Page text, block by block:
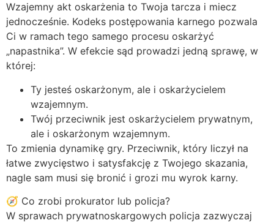
Wzajemny akt oskarżenia to Twoja tarcza i miecz
jednocześnie. Kodeks postępowania karnego pozwala
Ci w ramach tego samego procesu oskarżyć
„napastnika”. W efekcie sąd prowadzi jedną sprawę, w
której:
Ty jesteś oskarżonym, ale i oskarżycielem
wzajemnym.
Twój przeciwnik jest oskarżycielem prywatnym,
ale i oskarżonym wzajemnym.
To zmienia dynamikę gry. Przeciwnik, który liczył na
łatwe zwycięstwo i satysfakcję z Twojego skazania,
nagle sam musi się bronić i grozi mu wyrok karny.
🧭 Co zrobi prokurator lub policja?
W sprawach prywatnoskargowych policja zazwyczaj